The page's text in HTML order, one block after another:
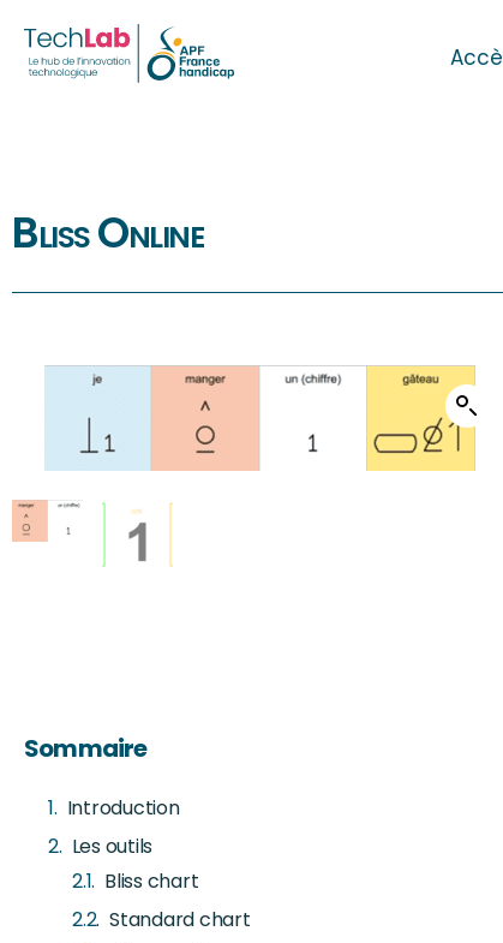
Bliss Online
Sommaire
Introduction
Les outils
Bliss chart
Standard chart